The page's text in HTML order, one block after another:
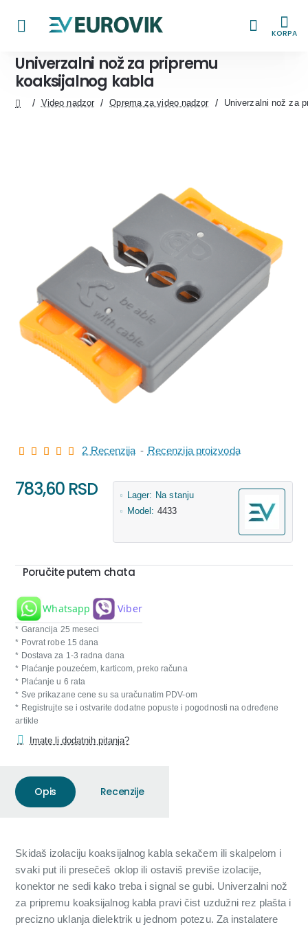
KORPA
Univerzalni nož za pripremu
koaksijalnog kabla
Video nadzor Oprema za video nadzor Univerzalni nož za
2 Recenzija - Recenzija proizvoda
783,60 RSD Lager: Na stanju
Model: 4433
Poručite putem chata
Whatsapp Viber
* Garancija 25 meseci
* Povrat robe 15 dana
* Dostava za 1-3 radna dana
* Plaćanje pouzećem, karticom, preko računa
* Plaćanje u 6 rata
* Sve prikazane cene su sa uračunatim PDV-om
* Registrujte se i ostvarite dodatne popuste i pogodnosti na određene
artikle
Imate li dodatnih pitanja?
Opis Recenzije
Skidaš izolaciju koaksijalnog kabla sekačem ili skalpelom i
svaki put ili presečeš oklop ili ostaviš previše izolacije,
konektor ne sedi kako treba i signal se gubi. Univerzalni nož
za pripremu koaksijalnog kabla pravi čist uzdužni rez plašta i
precizno uklanja dielektrik u jednom potezu. Za instalatere